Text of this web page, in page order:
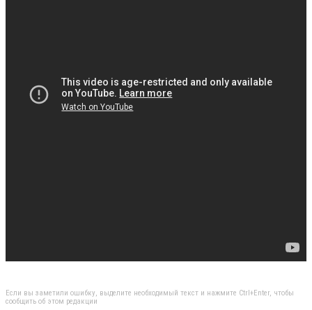
Если вы заметили ошибку, выделите необходимый текст и нажмите Ctrl+Enter, чтобы
сообщить об этом редакции